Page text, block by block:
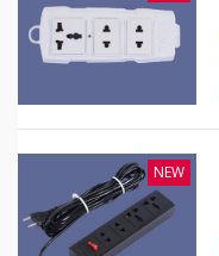
NEW